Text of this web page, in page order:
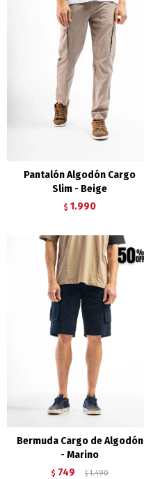
Pantalón Algodón Cargo
Slim - Beige
$ 1.990
Bermuda Cargo de Algodón
- Marino
$ 749 $ 1.490